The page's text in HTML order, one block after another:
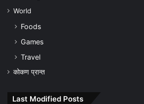
World
Foods
Games
Travel
कोकण प्रान्त
Last Modified Posts